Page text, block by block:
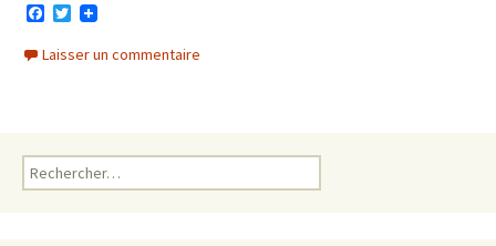
c
e
T
i
t
Laisser un commentaire
Rechercher :